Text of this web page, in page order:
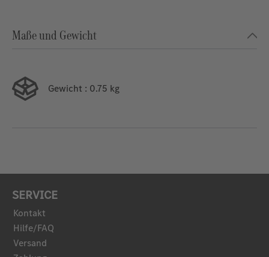
Maße und Gewicht
Gewicht : 0.75 kg
SERVICE
Kontakt
Hilfe/FAQ
Versand